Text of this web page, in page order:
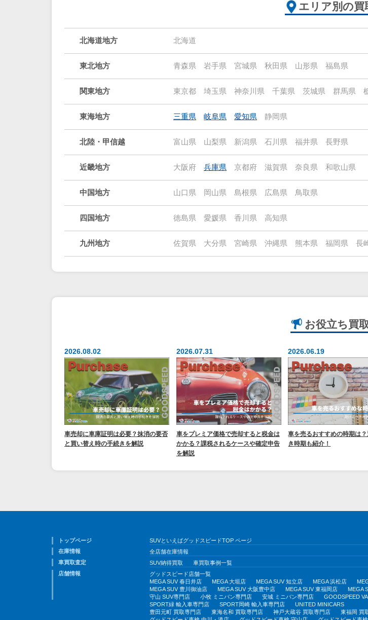
エリア別の買
北海道地方 北海道
東北地方 青森県 岩手県 宮城県 秋田県 山形県 福島県
関東地方 東京都 埼玉県 神奈川県 千葉県 茨城県 群馬県
東海地方 三重県 岐阜県 愛知県 静岡県
北陸・甲信越 富山県 山梨県 新潟県 石川県 福井県 長野県
近畿地方 大阪府 兵庫県 京都府 滋賀県 奈良県 和歌山県
中国地方 山口県 岡山県 島根県 広島県 鳥取県
四国地方 徳島県 愛媛県 香川県 高知県
九州地方 佐賀県 大分県 宮崎県 沖縄県 熊本県 福岡県 長
お役立ち 買
2026.08.02
車売却に車庫証明は必要？抹消の要否
と買い替え時の手続きを解説
2026.07.31
車をプレミア価格で売却すると税金は
かかる？課税されるケースや確定申告
を解説
2026.06.19
車を売るおすすめの時期は
き時期も紹介！
トップページ
SUVといえばグッドスピードTOP ページ
在庫情報
全店舗在庫情報
車買取査定
SUV納得買取
車買取事例一覧
店舗情報
グッドスピード店舗一覧
MEGA SUV 春日井店
MEGA 大垣店 MEGA SUV 知立店 MEGA 浜松店
MEGA SUV 豊川御油店
MEGA SUV 大阪豊中店 MEGA SUV 東福岡店 MEGA
守山 SUV専門店
小牧 ミニバン専門店 安城 ミニバン専門店 GOODSPEED
SPORT緑 輸入車専門店
SPORT岡崎 輸入車専門店
UNITED MINICARS
豊田元町 買取専門店
東海名和 買取専門店 神戸大蔵谷 買取専門店
東福岡 買